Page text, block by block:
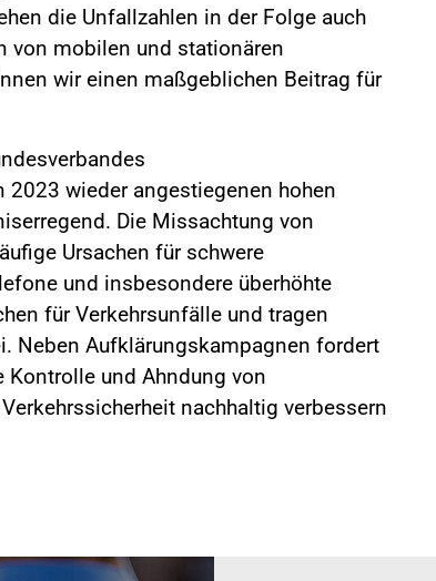
die Unfallzahlen in der Folge auch
von mobilen und stationären
wir einen maßgeblichen Beitrag für
wieder angestiegenen hohen
Die Missachtung von
Ursachen für schwere
und insbesondere überhöhte
für Verkehrsunfälle und tragen
Neben Aufklärungskampagnen fordert
Kontrolle und Ahndung von
nachhaltig verbessern